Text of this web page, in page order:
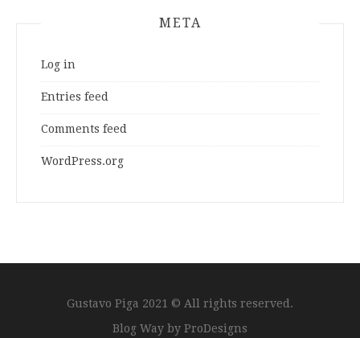
META
Log in
Entries feed
Comments feed
WordPress.org
Gustavo Piga 2021 © All rights reserved.
Blog Way by ProDesigns